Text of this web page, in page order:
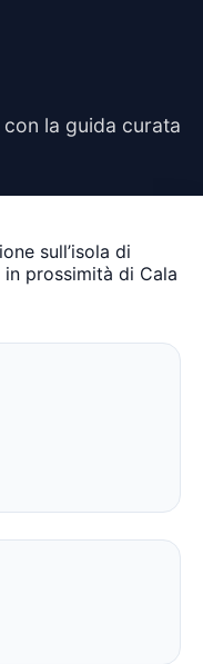
la guida curata
sull’isola di
prossimità di Cala